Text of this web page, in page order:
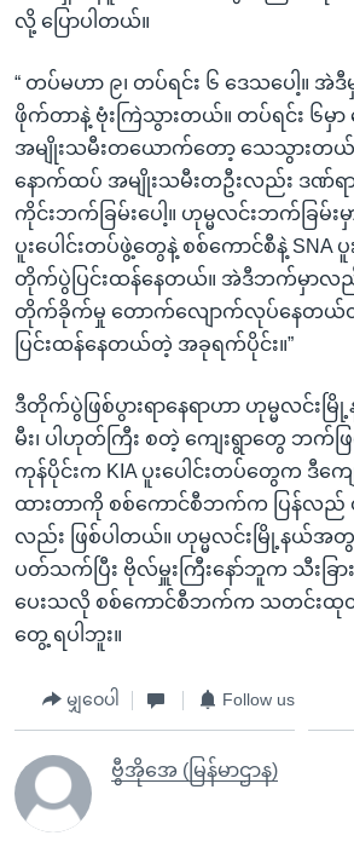
လို့ ပြောပါတယ်။
“ တပ်မဟာ ၉၊ တပ်ရင်း ၆ ဒေသပေါ့။ အဲဒီ
ဖိုက်တာနဲ့ ဗုံးကြဲသွားတယ်။ တပ်ရင်း ၆မှာ
အမျိုးသမီးတယောက်တော့ သေသွားတယ်
နောက်ထပ် အမျိုးသမီးတဦးလည်း ဒဏ်
ကိုင်းဘက်ခြမ်းပေါ့။ ဟုမ္မလင်းဘက်ခြမ်းမှ
ပူးပေါင်းတပ်ဖွဲ့တွေနဲ့ စစ်ကောင်စီနဲ့ SNA
တိုက်ပွဲပြင်းထန်နေတယ်။ အဲဒီဘက်မှာလည်
တိုက်ခိုက်မှု တောက်လျောက်လုပ်နေတယ်
ပြင်းထန်နေတယ်တဲ့ အခုရက်ပိုင်း။”
ဒီတိုက်ပွဲဖြစ်ပွားရာနေရာဟာ ဟုမ္မလင်းမြို့
မီး၊ ပါဟုတ်ကြီး စတဲ့ ကျေးရွာတွေ ဘက်ဖ
ကုန်ပိုင်းက KIA ပူးပေါင်းတပ်တွေက ဒီက
ထားတာကို စစ်ကောင်စီဘက်က ပြန်လည်
လည်း ဖြစ်ပါတယ်။ ဟုမ္မလင်းမြို့နယ်အ
ပတ်သက်ပြီး ဗိုလ်မှူးကြီးနော်ဘူက သီးခြ
ပေးသလို စစ်ကောင်စီဘက်က သတင်းထု
တွေ့ ရပါဘူး။
မျှဝေပါ Follow us
ဗွီအိုအေ (မြန်မာဌာန)